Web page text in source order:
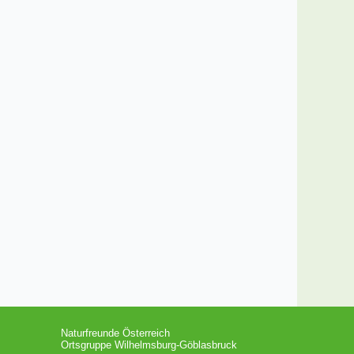
Naturfreunde Österreich
Ortsgruppe Wilhelmsburg-Göblasbruck